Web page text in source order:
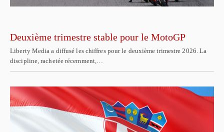
Deuxième trimestre stable pour le MotoGP
Liberty Media a diffusé les chiffres pour le deuxième trimestre 2026. La
discipline, rachetée récemment,…